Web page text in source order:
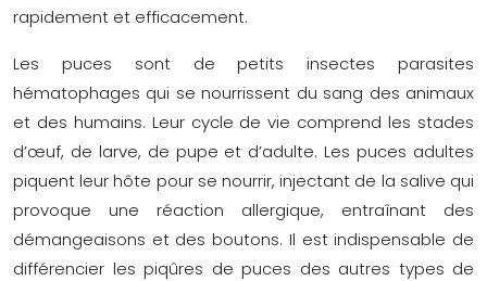
rapidement et efficacement.
Les puces sont de petits insectes parasites
hématophages qui se nourrissent du sang des animaux
et des humains. Leur cycle de vie comprend les stades
d’œuf, de larve, de pupe et d’adulte. Les puces adultes
piquent leur hôte pour se nourrir, injectant de la salive qui
provoque une réaction allergique, entraînant des
démangeaisons et des boutons. Il est indispensable de
différencier les piqûres de puces des autres types de